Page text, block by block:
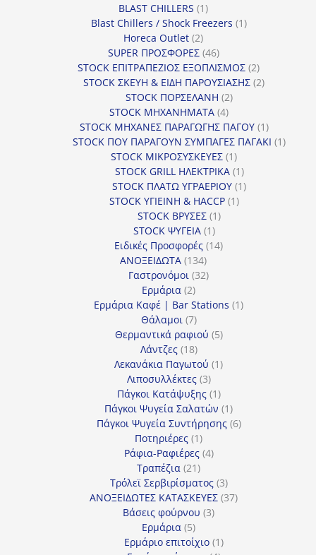
BLAST CHILLERS 11
προϊόν
Blast Chillers / Shock Freezers 11
Horeca Outlet 22
προϊόντα
SUPER ΠΡΟΣΦΟΡΕΣ 4646
προϊόντα
STOCK ΕΠΙΤΡΑΠΕΖΙΟΣ ΕΞΟΠΛΙΣΜΟΣ 22
προϊόντα
STOCK ΣΚΕΥΗ & ΕΙΔΗ ΠΑΡΟΥΣΙΑΣΗΣ 22
STOCK ΠΟΡΣΕΛΑΝΗ 22
STOCK ΜΗΧΑΝΗΜΑΤΑ 44
προϊόντα
STOCK ΜΗΧΑΝΕΣ ΠΑΡΑΓΩΓΗΣ ΠΑΓΟΥ 11
προϊόν
STOCK ΠΟΥ ΠΑΡΑΓΟΥΝ ΣΥΜΠΑΓΕΣ ΠΑΓΑΚΙ 11
STOCK ΜΙΚΡΟΣΥΣΚΕΥΕΣ 11
προϊόν
STOCK GRILL ΗΛΕΚΤΡΙΚΑ 11
προϊόν
STOCK ΠΛΑΤΩ ΥΓΡΑΕΡΙΟΥ 11
STOCK ΥΓΙΕΙΝΗ & HACCP 11
STOCK ΒΡΥΣΕΣ 11
STOCK ΨΥΓΕΙΑ 11
προϊόν
Ειδικές Προσφορές 1414
ΑΝΟΞΕΙΔΩΤΑ 134134
προϊόντα
Γαστρονόμοι 3232
Ερμάρια 22
προϊόντα
Ερμάρια Καφέ | Bar Stations 11
Θάλαμοι 77
προϊόντα
Θερμαντικά ραφιού 55
Λάντζες 1818
προϊόντα
Λεκανάκια Παγωτού 11
Λιποσυλλέκτες 33
προϊόντα
Πάγκοι Κατάψυξης 11
προϊόν
Πάγκοι Ψυγεία Σαλατών 11
προϊόν
Πάγκοι Ψυγεία Συντήρησης 66
Ποτηριέρες 11
προϊόν
Ράφια-Ραφιέρες 44
Τραπέζια 2121
προϊόντα
Τρόλεϊ Σερβιρίσματος 33
προϊόντα
ΑΝΟΞΕΙΔΩΤΕΣ ΚΑΤΑΣΚΕΥΕΣ 3737
Βάσεις φούρνου 33
Ερμάρια 55
προϊόντα
Ερμάριο επιτοίχιο 11